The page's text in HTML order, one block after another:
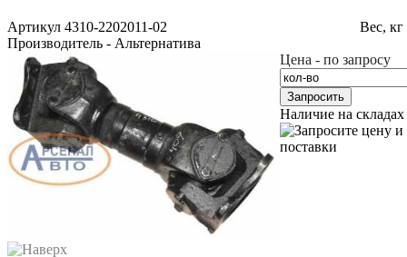
Артикул 4310-2202011-02
Производитель - Альтернатива
Вес, кг
Цена - по запросу
Запросить
Наличие на складах